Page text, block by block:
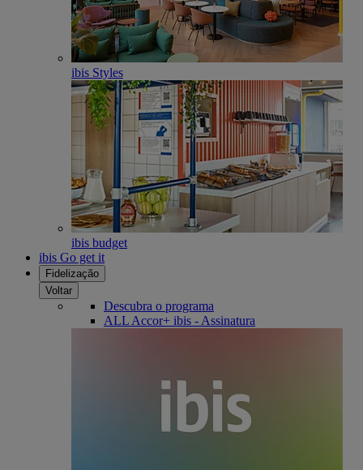
ibis Styles
ibis budget
ibis Go get it
Fidelização
Voltar
Descubra o programa
ALL Accor+ ibis - Assinatura